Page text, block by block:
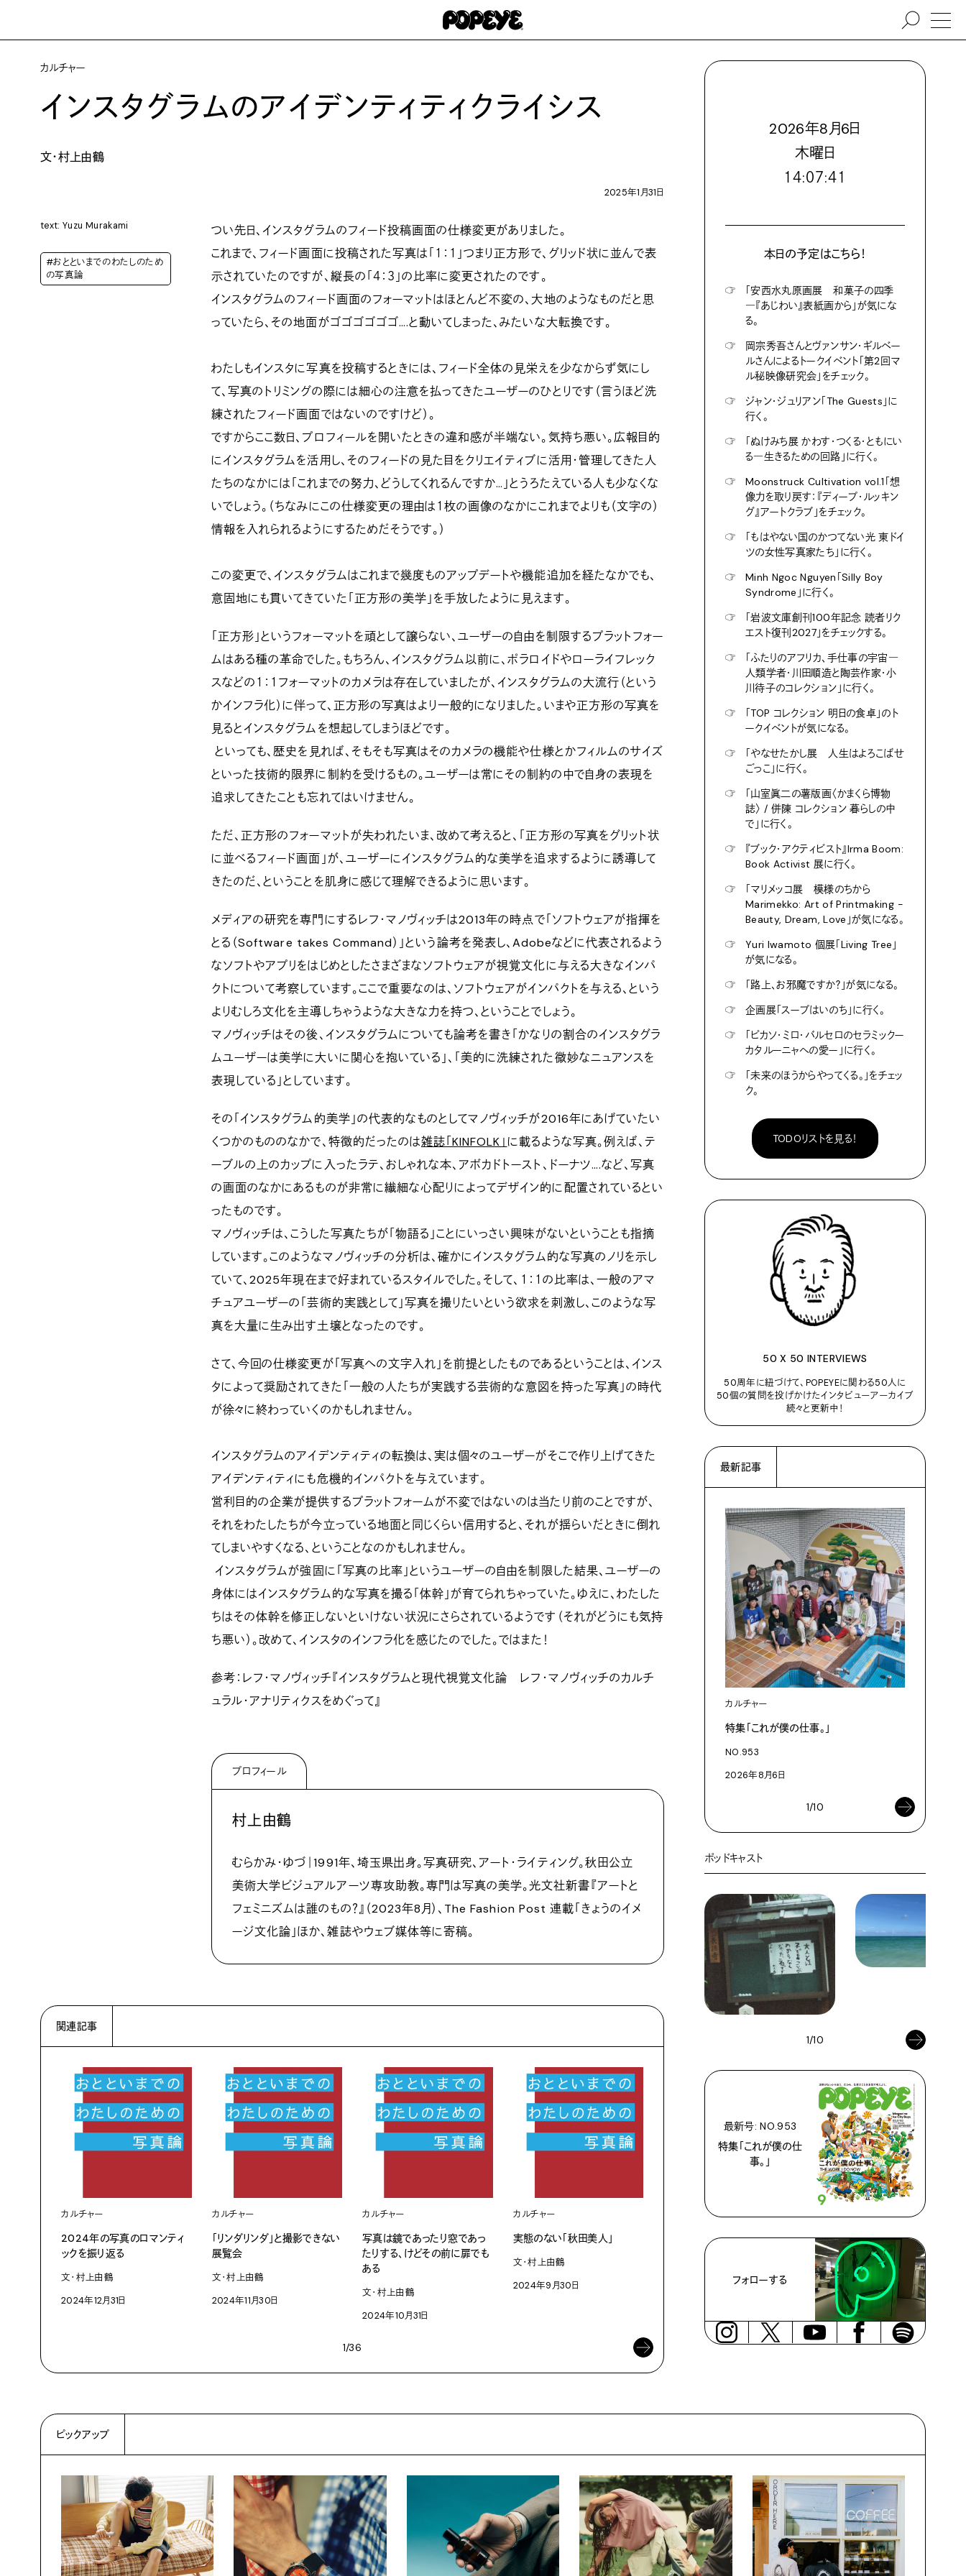
カルチャー
インスタグラムのアイデンティティクライシス
文・村上由鶴
2025年1月31日
text: Yuzu Murakami
#おとといまでのわたしのため
の写真論
つい先日、インスタグラムのフィード投稿画面の仕様変更がありました。
これまで、フィード画面に投稿された写真は「１：１」つまり正方形で、グリッド状に並んで表
示されていたのですが、縦長の「４：３」の比率に変更されたのです。
インスタグラムのフィード画面のフォーマットはほとんど不変の、大地のようなものだと思
っていたら、その地面がゴゴゴゴゴゴ….と動いてしまった、みたいな大転換です。
わたしもインスタに写真を投稿するときには、フィード全体の見栄えを少なからず気にし
て、写真のトリミングの際には細心の注意を払ってきたユーザーのひとりです（言うほど洗
練されたフィード画面ではないのですけど）。
ですからここ数日、プロフィールを開いたときの違和感が半端ない。気持ち悪い。広報目的
にインスタグラムを活用し、そのフィードの見た目をクリエイティブに活用・管理してきた人
たちのなかには「これまでの努力、どうしてくれるんですか…」とうろたえている人も少なくな
いでしょう。（ちなみにこの仕様変更の理由は１枚の画像のなかにこれまでよりも（文字の）
情報を入れられるようにするためだそうです。）
この変更で、インスタグラムはこれまで幾度ものアップデートや機能追加を経たなかでも、
意固地にも貫いてきていた「正方形の美学」を手放したように見えます。
「正方形」というフォーマットを頑として譲らない、ユーザーの自由を制限するプラットフォー
ムはある種の革命でした。もちろん、インスタグラム以前に、ポラロイドやローライフレック
スなどの１：１フォーマットのカメラは存在していましたが、インスタグラムの大流行（という
かインフラ化）に伴って、正方形の写真はより一般的になりました。いまや正方形の写真を
見るとインスタグラムを想起してしまうほどです。
といっても、歴史を見れば、そもそも写真はそのカメラの機能や仕様とかフィルムのサイズ
といった技術的限界に制約を受けるもの。ユーザーは常にその制約の中で自身の表現を
追求してきたことも忘れてはいけません。
ただ、正方形のフォーマットが失われたいま、改めて考えると、「正方形の写真をグリット状
に並べるフィード画面」が、ユーザーにインスタグラム的な美学を追求するように誘導して
きたのだ、ということを肌身に感じて理解できるように思います。
メディアの研究を専門にするレフ・マノヴィッチは2013年の時点で「ソフトウェアが指揮を
とる（Software takes Command）」という論考を発表し、Adobeなどに代表されるよう
なソフトやアプリをはじめとしたさまざまなソフトウェアが視覚文化に与える大きなインパ
クトについて考察しています。ここで重要なのは、ソフトウェアがインパクトを与える、という
よりむしろ文化を主導しちゃうような大きな力を持つ、ということでしょう。
マノヴィッチはその後、インスタグラムについても論考を書き「かなりの割合のインスタグラ
ムユーザーは美学に大いに関心を抱いている」、「美的に洗練された微妙なニュアンスを
表現している」としています。
その「インスタグラム的美学」の代表的なものとしてマノヴィッチが2016年にあげていたい
くつかのもののなかで、特徴的だったのは雑誌「KINFOLK」 に載るような写真。例えば、テ
ーブルの上のカップに入ったラテ、おしゃれな本、アボカドトースト、ドーナツ….など、写真
の画面のなかにあるものが非常に繊細な心配りによってデザイン的に配置されているとい
ったものです。
マノヴィッチは、こうした写真たちが「物語る」ことにいっさい興味がないということも指摘
しています。このようなマノヴィッチの分析は、確かにインスタグラム的な写真のノリを示し
ていて、2025年現在まで好まれているスタイルでした。そして、１：１の比率は、一般のアマ
チュアユーザーの「芸術的実践として」写真を撮りたいという欲求を刺激し、このような写
真を大量に生み出す土壌となったのです。
さて、今回の仕様変更が「写真への文字入れ」を前提としたものであるということは、インス
タによって奨励されてきた「一般の人たちが実践する芸術的な意図を持った写真」の時代
が徐々に終わっていくのかもしれません。
インスタグラムのアイデンティティの転換は、実は個々のユーザーがそこで作り上げてきた
アイデンティティにも危機的インパクトを与えています。
営利目的の企業が提供するプラットフォームが不変ではないのは当たり前のことですが、
それをわたしたちが今立っている地面と同じくらい信用すると、それが揺らいだときに倒れ
てしまいやすくなる、ということなのかもしれません。
インスタグラムが強固に「写真の比率」というユーザーの自由を制限した結果、ユーザーの
身体にはインスタグラム的な写真を撮る「体幹」が育てられちゃっていた。ゆえに、わたした
ちはその体幹を修正しないといけない状況にさらされているようです（それがどうにも気持
ち悪い）。改めて、インスタのインフラ化を感じたのでした。ではまた！
参考：レフ・マノヴィッチ『インスタグラムと現代視覚文化論 レフ・マノヴィッチのカルチ
ュラル・アナリティクスをめぐって』
プロフィール
村上由鶴
むらかみ・ゆづ｜1991年、埼玉県出身。写真研究、アート・ライティング。秋田公立
美術大学ビジュアルアーツ専攻助教。専門は写真の美学。光文社新書『アートと
フェミニズムは誰のもの？』（2023年8月）、The Fashion Post 連載「きょうのイメ
ージ文化論」ほか、雑誌やウェブ媒体等に寄稿。
関連記事
カルチャー
2024年の写真のロマンティ
ックを振り返る
文・村上由鶴
2024年12月31日
カルチャー
「リンダリンダ」と撮影できない
展覧会
文・村上由鶴
2024年11月30日
カルチャー
写真は鏡であったり窓であっ
たりする、けどその前に扉でも
ある
文・村上由鶴
2024年10月31日
カルチャー
実態のない「秋田美人」
文・村上由鶴
2024年9月30日
正しさよりも優れていること
カルチャー
写真とエモーショナルな政治
文・村上由鶴
2024年7月31日
1/36
2026年8月6日
木曜日
１４:０７:４２
本日の予定はこちら！
☞
「安西水丸原画展 和菓子の四季
―『あじわい』表紙画から」が気にな
る。
☞
岡宗秀吾さんとヴァンサン・ギルベー
ルさんによるトークイベント「第2回マ
ル秘映像研究会」をチェック。
☞
ジャン・ジュリアン「The Guests」に
行く。
☞
「ぬけみち展 かわす・つくる・ともにい
る―生きるための回路」に行く。
☞
Moonstruck Cultivation vol.1「想
像力を取り戻す：『ディープ・ルッキン
グ』アートクラブ」をチェック。
☞
「もはやない国のかつてない光 東ドイ
ツの女性写真家たち」に行く。
☞
Minh Ngoc Nguyen「Silly Boy
Syndrome」に行く。
☞
「岩波文庫創刊100年記念 読者リク
エスト復刊2027」をチェックする。
☞
「ふたりのアフリカ、手仕事の宇宙―
人類学者・川田順造と陶芸作家・小
川待子のコレクション」に行く。
☞
「TOP コレクション 明日の食卓」のト
ークイベントが気になる。
☞
「やなせたかし展 人生はよろこばせ
ごっこ」に行く。
☞
「山室眞二の薯版画〈かまくら博物
誌〉 / 併陳 コレクション 暮らしの中
で」に行く。
☞
『ブック・アクティビスト』Irma Boom:
Book Activist 展に行く。
☞
「マリメッコ展 模様のちから
Marimekko: Art of Printmaking -
Beauty, Dream, Love」が気になる。
☞
Yuri Iwamoto 個展「Living Tree」
が気になる。
☞
「路上、お邪魔ですか？」が気になる。
☞
企画展「スープはいのち」に行く。
☞
「ピカソ・ミロ・バルセロのセラミックー
カタルーニャへの愛ー」に行く。
☞
「未来のほうからやってくる。」をチェッ
ク。
TODOリストを見る！
50 X 50 INTERVIEWS
50周年に紐づけて、POPEYEに関わる50人に
50個の質問を投げかけたインタビューアーカイブ
続々と更新中！
最新記事
カルチャー
特集「これが僕の仕事。」
NO.953
2026年8月6日
1/10
ポッドキャスト
1/10
最新号: NO.953
特集「これが僕の仕
事。」
フォローする
ピックアップ